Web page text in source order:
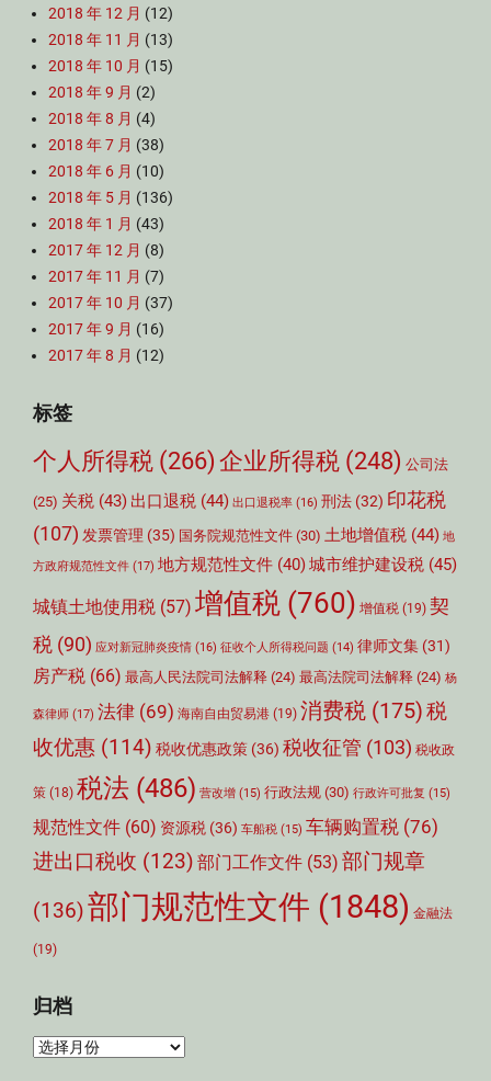
2018 年 12 月 (12)
2018 年 11 月 (13)
2018 年 10 月 (15)
2018 年 9 月 (2)
2018 年 8 月 (4)
2018 年 7 月 (38)
2018 年 6 月 (10)
2018 年 5 月 (136)
2018 年 1 月 (43)
2017 年 12 月 (8)
2017 年 11 月 (7)
2017 年 10 月 (37)
2017 年 9 月 (16)
2017 年 8 月 (12)
标签
个人所得税 (266) 企业所得税 (248) 公司法
(25) 关税 (43) 出口退税 (44) 出口退税率 (16) 刑法 (32) 印花税
(107) 发票管理 (35) 国务院规范性文件 (30) 土地增值税 (44) 地
方政府规范性文件 (17) 地方规范性文件 (40)城市维护建设税 (45)
城镇土地使用税 (57) 增值税 (760) 增值税 (19) 契
税 (90) 应对新冠肺炎疫情 (16) 征收个人所得税问题 (14) 律师文集 (31)
房产税 (66) 最高人民法院司法解释 (24) 最高法院司法解释 (24) 杨
森律师 (17) 法律 (69) 海南自由贸易港 (19) 消费税 (175)税
收优惠 (114) 税收优惠政策 (36) 税收征管 (103) 税收政
策 (18) 税法 (486) 营改增 (15) 行政法规 (30) 行政许可批复 (15)
规范性文件 (60) 资源税 (36) 车船税 (15) 车辆购置税 (76)
进出口税收 (123) 部门工作文件 (53) 部门规章
(136)部门规范性文件 (1848) 金融法
(19)
归档
归